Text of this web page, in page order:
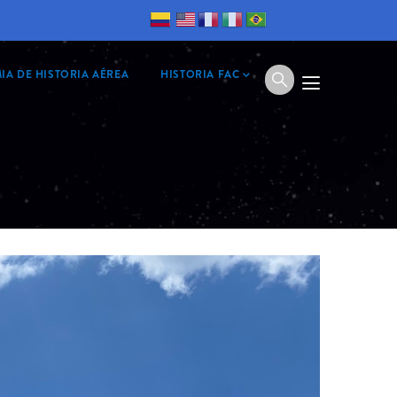
DE HISTORIA AÉREA HISTORIA FAC